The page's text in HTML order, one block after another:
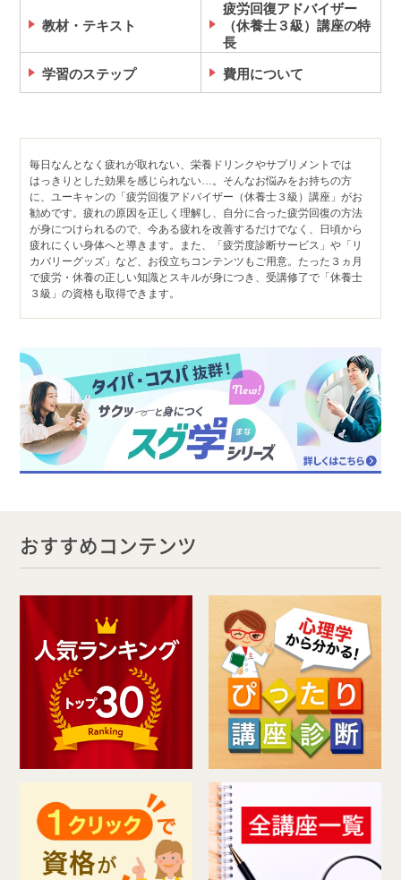
教材・テキスト
疲労回復アドバイザー
（休養士３級）講座の特
長
学習のステップ 費用について
毎日なんとなく疲れが取れない、栄養ドリンクやサプリメントでは
はっきりとした効果を感じられない…。そんなお悩みをお持ちの方
に、ユーキャンの「疲労回復アドバイザー（休養士３級）講座」がお
勧めです。疲れの原因を正しく理解し、自分に合った疲労回復の方法
が身につけられるので、今ある疲れを改善するだけでなく、日頃から
疲れにくい身体へと導きます。また、「疲労度診断サービス」や「リ
カバリーグッズ」など、お役立ちコンテンツもご用意。たった３ヵ月
で疲労・休養の正しい知識とスキルが身につき、受講修了で「休養士
３級」の資格も取得できます。
おすすめコンテンツ